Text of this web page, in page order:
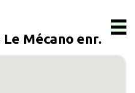
Mécano enr.